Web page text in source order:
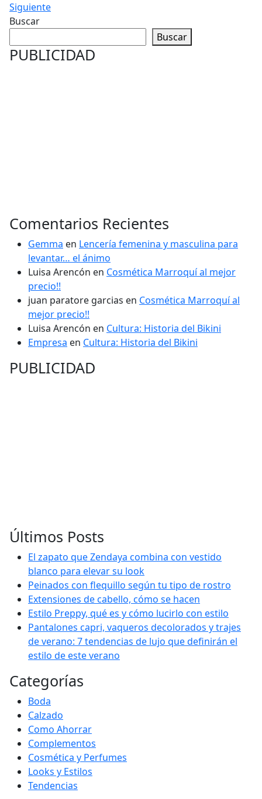
Siguiente
Buscar
Buscar
PUBLICIDAD
Comentarios Recientes
Gemma en Lencería femenina y masculina para
levantar… el ánimo
Luisa Arencón en Cosmética Marroquí al mejor
precio!!
juan paratore garcias en Cosmética Marroquí al
mejor precio!!
Luisa Arencón en Cultura: Historia del Bikini
Empresa en Cultura: Historia del Bikini
PUBLICIDAD
Últimos Posts
El zapato que Zendaya combina con vestido
blanco para elevar su look
Peinados con flequillo según tu tipo de rostro
Extensiones de cabello, cómo se hacen
Estilo Preppy, qué es y cómo lucirlo con estilo
Pantalones capri, vaqueros decolorados y trajes
de verano: 7 tendencias de lujo que definirán el
estilo de este verano
Categorías
Boda
Calzado
Como Ahorrar
Complementos
Cosmética y Perfumes
Looks y Estilos
Tendencias